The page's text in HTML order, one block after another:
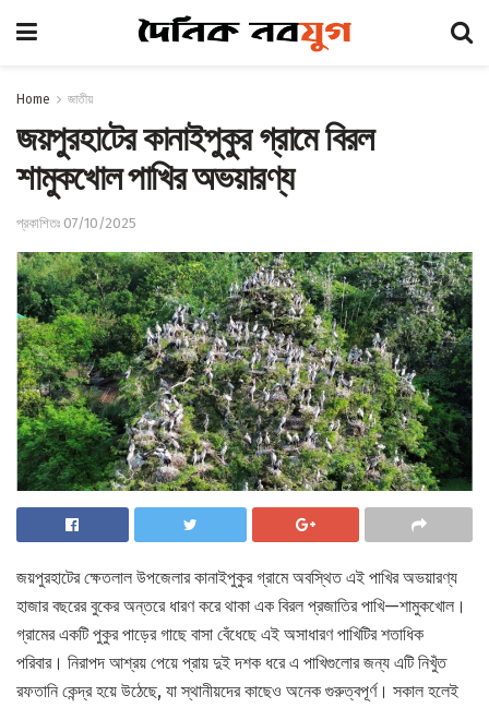
Home জাতীয়
জয়পুরহাটের কানাইপুকুর গ্রামে বিরল
শামুকখোল পাখির অভয়ারণ্য
প্রকাশিতঃ 07/10/2025
জয়পুরহাটের ক্ষেতলাল উপজেলার কানাইপুকুর গ্রামে অবস্থিত এই পাখির অভয়ারণ্য
হাজার বছরের বুকের অন্তরে ধারণ করে থাকা এক বিরল প্রজাতির পাখি—শামুকখোল।
গ্রামের একটি পুকুর পাড়ের গাছে বাসা বেঁধেছে এই অসাধারণ পাখিটির শতাধিক
পরিবার। নিরাপদ আশ্রয় পেয়ে প্রায় দুই দশক ধরে এ পাখিগুলোর জন্য এটি নিখুঁত
রফতানি কেন্দ্র হয়ে উঠেছে, যা স্থানীয়দের কাছেও অনেক গুরুত্বপূর্ণ। সকাল হলেই